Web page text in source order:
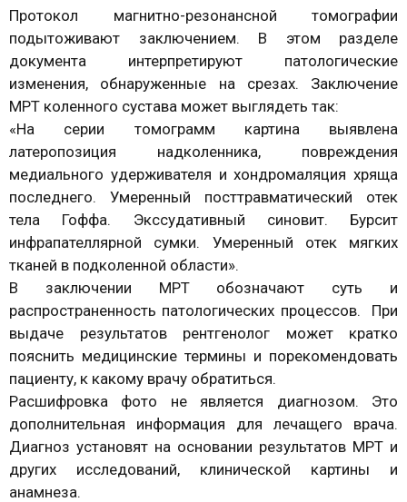
Протокол магнитно-резонансной томографии
подытоживают заключением. В этом разделе
документа интерпретируют патологические
изменения, обнаруженные на срезах. Заключение
МРТ коленного сустава может выглядеть так:
«На серии томограмм картина выявлена
латеропозиция надколенника, повреждения
медиального удерживателя и хондромаляция хряща
последнего. Умеренный посттравматический отек
тела Гоффа. Экссудативный синовит. Бурсит
инфрапателлярной сумки. Умеренный отек мягких
тканей в подколенной области».
В заключении МРТ обозначают суть и
распространенность патологических процессов. При
выдаче результатов рентгенолог может кратко
пояснить медицинские термины и порекомендовать
пациенту, к какому врачу обратиться.
Расшифровка фото не является диагнозом. Это
дополнительная информация для лечащего врача.
Диагноз установят на основании результатов МРТ и
других исследований, клинической картины и
анамнеза.